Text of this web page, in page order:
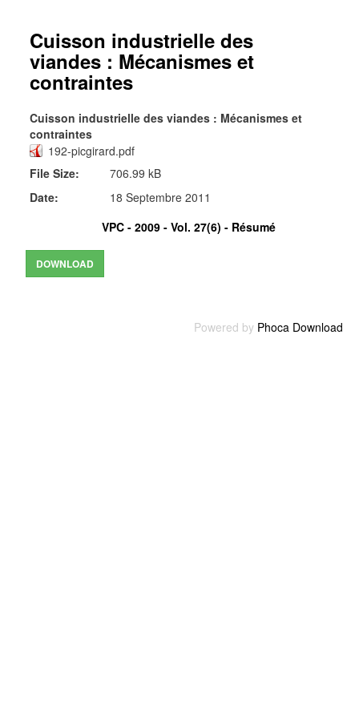
Cuisson industrielle des
viandes : Mécanismes et
contraintes
Cuisson industrielle des viandes : Mécanismes et
contraintes
192-picgirard.pdf
File Size:
706.99 kB
Date:
18 Septembre 2011
VPC - 2009 - Vol. 27(6) - Résumé
Powered by Phoca Download